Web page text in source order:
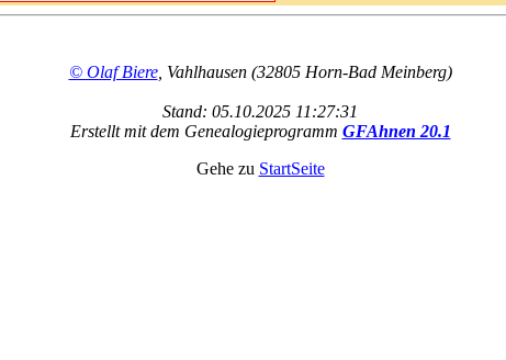
© Olaf Biere, Vahlhausen (32805 Horn-Bad Meinberg)
Stand: 05.10.2025 11:27:31
Erstellt mit dem Genealogieprogramm GFAhnen 20.1
Gehe zu StartSeite